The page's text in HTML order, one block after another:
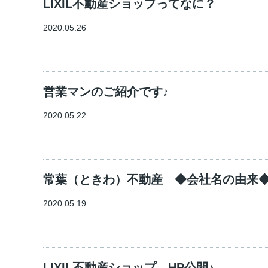
LIXIL不動産ショップってなに？
2020.05.26
営業マンのご紹介です♪
2020.05.22
常葉（ときわ）不動産 ◆会社名の由来
2020.05.19